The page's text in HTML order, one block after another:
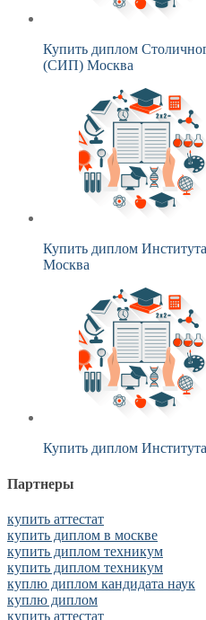
Купить диплом
(СИП) Москва
Купить диплом
Москва
Купить диплом
Партнеры
купить аттестат
купить диплом в москве
купить диплом техникум
купить диплом техникум
куплю диплом кандидата наук
куплю диплом
купить аттестат